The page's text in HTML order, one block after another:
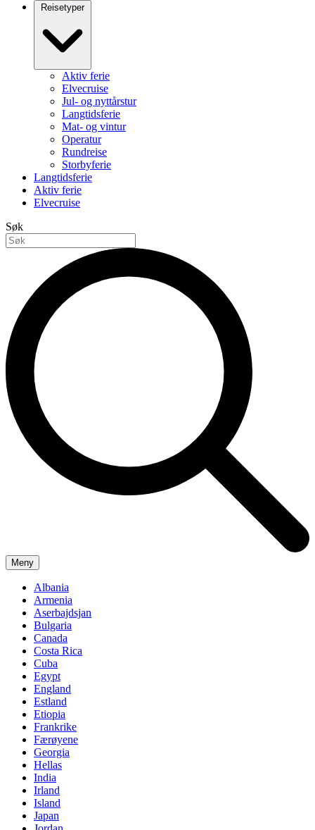
Reisetyper
Aktiv ferie
Elvecruise
Jul- og nyttårstur
Langtidsferie
Mat- og vintur
Operatur
Rundreise
Storbyferie
Langtidsferie
Aktiv ferie
Elvecruise
Søk
Meny
Albania
Armenia
Aserbajdsjan
Bulgaria
Canada
Costa Rica
Cuba
Egypt
England
Estland
Etiopia
Frankrike
Færøyene
Georgia
Hellas
India
Irland
Island
Japan